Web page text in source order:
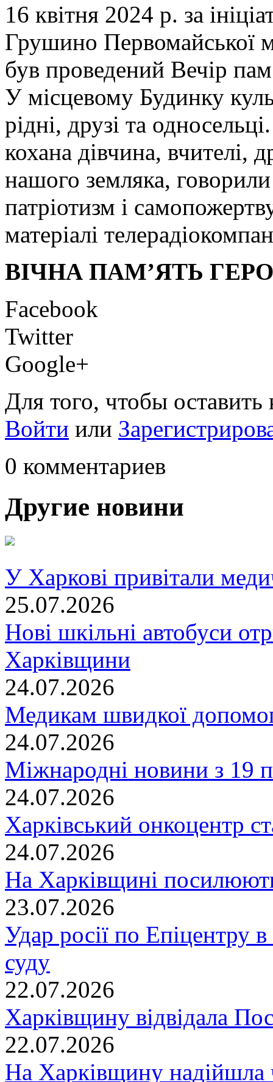
16 квітня 2024 р. за
Грушино Первомайської
був проведений Вечір
У місцевому Будинку
рідні, друзі та
кохана дівчина, вчителі,
нашого земляка,
патріотизм і
матеріалі
ВІЧНА ПАМ’ЯТЬ
Facebook
Twitter
Google+
Для того, чтобы
Войти или
0 комментариев
Другие новини
У Харкові привітали
25.07.2026
Нові шкільні автобуси
Харківщини
24.07.2026
Медикам швидкої
24.07.2026
Міжнародні новини з 19
24.07.2026
Харківський онкоцентр
24.07.2026
На Харківщині
23.07.2026
Удар росії по Епіцентру
суду
22.07.2026
Харківщину відвідала
22.07.2026
На Харківщину надійшла